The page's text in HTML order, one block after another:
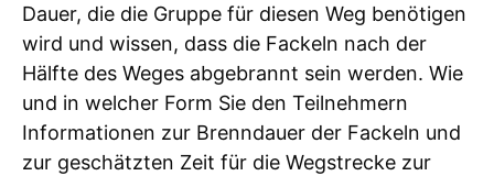
Dauer, die die Gruppe für diesen Weg benötigen
wird und wissen, dass die Fackeln nach der
Hälfte des Weges abgebrannt sein werden. Wie
und in welcher Form Sie den Teilnehmern
Informationen zur Brenndauer der Fackeln und
zur geschätzten Zeit für die Wegstrecke zur